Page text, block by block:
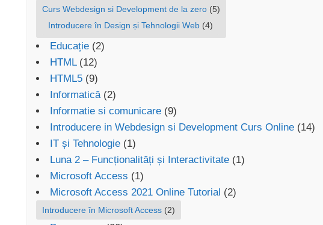
Curs Webdesign si Development de la zero (5)
Introducere în Design și Tehnologii Web (4)
Educație (2)
HTML(12)
HTML5 (9)
Informatică(2)
Informatie si comunicare (9)
Introducere in Webdesign si Development Curs Online (14)
IT și Tehnologie (1)
Luna 2 – Funcționalități și Interactivitate (1)
Microsoft Access (1)
Microsoft Access 2021 Online Tutorial (2)
Introducere în Microsoft Access (2)